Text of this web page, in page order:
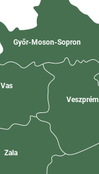
Vas
Zala
Győr-Moson-Sopron
Veszprém